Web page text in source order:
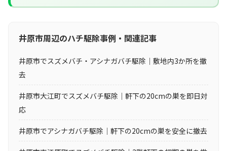
井原市周辺のハチ駆除事例・関連記事
井原市でスズメバチ・アシナガバチ駆除｜敷地内3か所を撤
去
井原市大江町でスズメバチ駆除｜軒下の20cmの巣を即日対
応
井原市でアシナガバチ駆除｜軒下の20cmの巣を安全に撤去